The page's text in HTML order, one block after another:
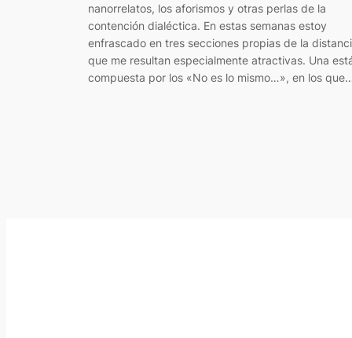
nanorrelatos, los aforismos y otras perlas de la
contención dialéctica. En estas semanas estoy
enfrascado en tres secciones propias de la
que me resultan especialmente atractivas. Una
compuesta por los «No es lo mismo…», en los